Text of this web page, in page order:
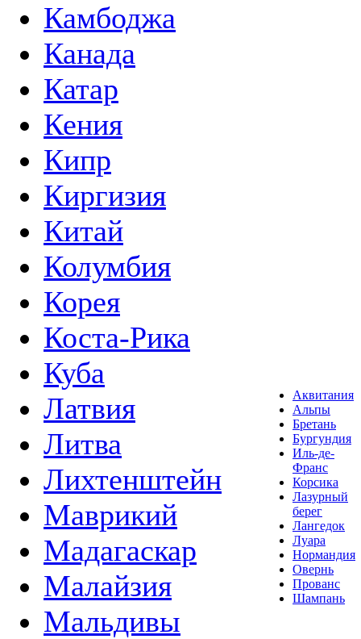
Камбоджа
Канада
Катар
Кения
Кипр
Киргизия
Китай
Колумбия
Корея
Коста-Рика
Куба
Латвия
Литва
Лихтенштейн
Маврикий
Мадагаскар
Малайзия
Мальдивы
Аквитания
Альпы
Бретань
Бургундия
Иль-де-
Франс
Корсика
Лазурный
берег
Лангедок
Луара
Нормандия
Овернь
Прованс
Шампань